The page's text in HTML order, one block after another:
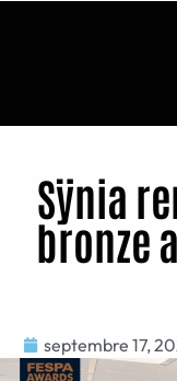
Sÿnia
bronze
septembre 17,